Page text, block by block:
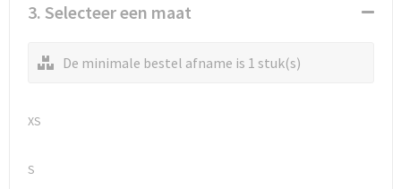
Schoudertassen
Sporttassen
Ademhalingsbescherming
Valbeveiliging
3. Selecteer een maat
De minimale bestel afname is 1 stuk(s)
XS
S